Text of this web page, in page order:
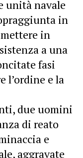
unità navale
in
in
a una
fasi
l’ordine e la
due uomini
di reato
e
aggravate